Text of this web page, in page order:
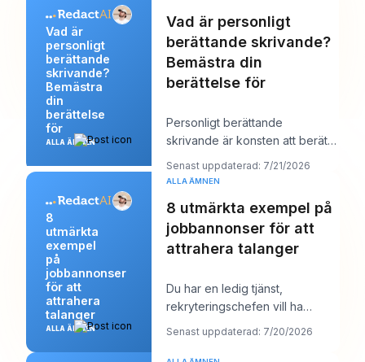
Vad är
personligt
berättande
skrivande?
Bemästra
din
berättelse
för
ALLA ÄMNEN
Vad är personligt
berättande skrivande?
Bemästra din
berättelse för
Personligt berättande
skrivande är konsten att berätta
en sann historia från ditt eget liv
för att a
Senast uppdaterad: 7/21/2026
8
utmärkta
exempel
på
jobbannonser
för att
attrahera
talanger
ALLA ÄMNEN
ALLA ÄMNEN
8 utmärkta exempel på
jobbannonser för att
attrahera talanger
Du har en ledig tjänst,
rekryteringschefen vill ha
“starka kandidater senast nästa
vecka”, och din a
Senast uppdaterad: 7/20/2026